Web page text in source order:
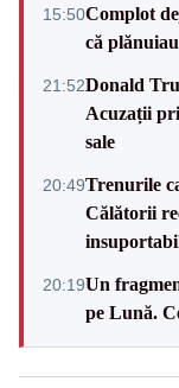
15:50Complot
că
21:52Donald
Acuzații
sale
20:49Trenurile
Călătorii
20:19Un
pe Lună.